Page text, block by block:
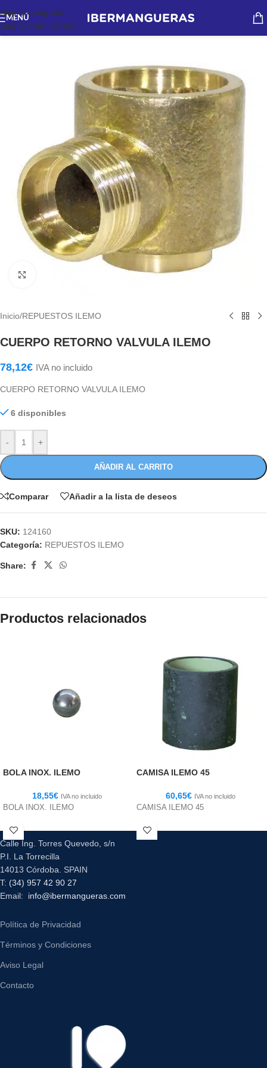
Skip to navigation
Skip to main content
MENÚ
Inicio/REPUESTOS ILEMO
CUERPO RETORNO VALVULA ILEMO
78,12€ IVA no incluido
CUERPO RETORNO VALVULA ILEMO
6 disponibles
- +
AÑADIR AL CARRITO
Comparar Añadir a la lista de deseos
SKU: 124160
Categoría: REPUESTOS ILEMO
Share:
Productos relacionados
BOLA INOX. ILEMO
18,55€ IVA no incluido
BOLA INOX. ILEMO
CAMISA ILEMO 45
60,65€ IVA no incluido
CAMISA ILEMO 45
Calle Ing. Torres Quevedo, s/n
P.I. La Torrecilla
14013 Córdoba. SPAIN
T: (34) 957 42 90 27
Email: info@ibermangueras.com
Política de Privacidad
Términos y Condiciones
Aviso Legal
Contacto